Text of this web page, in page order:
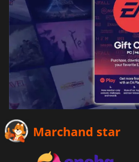
Marchand star